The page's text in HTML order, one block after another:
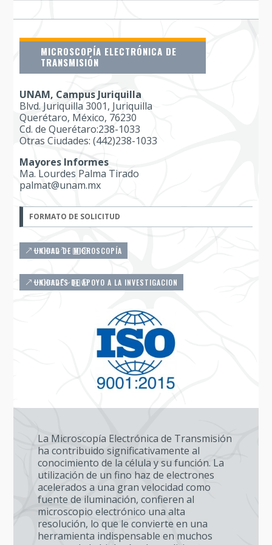
MICROSCOPÍA ELECTRÓNICA DE
TRANSMISIÓN
UNAM, Campus Juriquilla
Blvd. Juriquilla 3001, Juriquilla
Querétaro, México, 76230
Cd. de Querétaro:238-1033
Otras Ciudades: (442)238-1033
Mayores Informes
Ma. Lourdes Palma Tirado
palmat@unam.mx
FORMATO DE SOLICITUD
UNIDAD DE MICROSCOPÍA
UNIDADES DE APOYO A LA INVESTIGACION
La Microscopía Electrónica de Transmisión
ha contribuido significativamente al
conocimiento de la célula y su función. La
utilización de un fino haz de electrones
acelerados a una gran velocidad como
fuente de iluminación, confieren al
microscopio electrónico una alta
resolución, lo que le convierte en una
herramienta indispensable en muchos